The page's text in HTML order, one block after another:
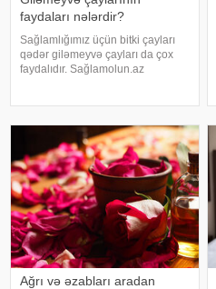
faydaları nələrdir?
Sağlamlığımız üçün bitki çayları
qədər giləmeyvə çayları da çox
faydalıdır. Sağlamolun.az
çayıdır. Həzmi yaxşılaşdırır.
Şişkinliy
Ağrı və əzabları aradan